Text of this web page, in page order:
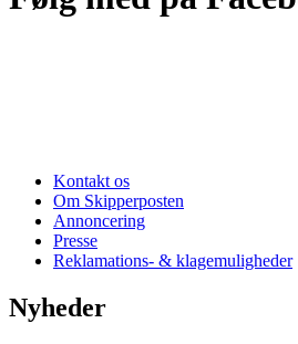
Kontakt os
Om Skipperposten
Annoncering
Presse
Reklamations- & klagemuligheder
Nyheder